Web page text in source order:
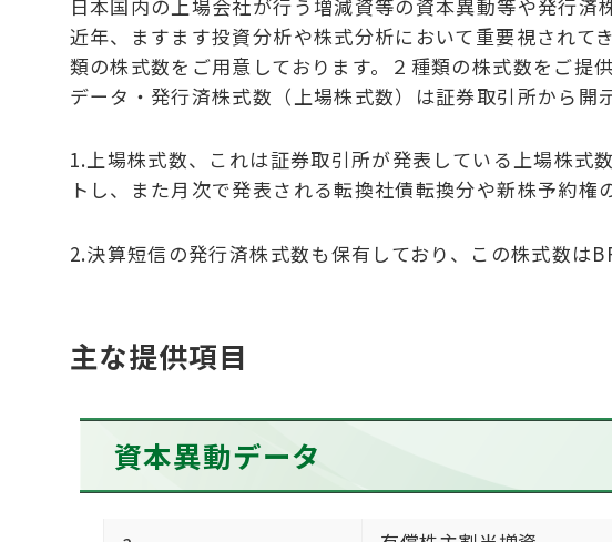
日本国内の上場会社が行う増減資等の資本異動等や発行済
近年、ますます投資分析や株式分析において重要視され
類の株式数をご用意しております。２種類の株式数をご提
データ・発行済株式数（上場株式数）は証券取引所から開
1.上場株式数、これは証券取引所が発表している上場株式
トし、また月次で発表される転換社債転換分や新株予約権
2.決算短信の発行済株式数も保有しており、この株式数は
主な提供項目
資本異動データ